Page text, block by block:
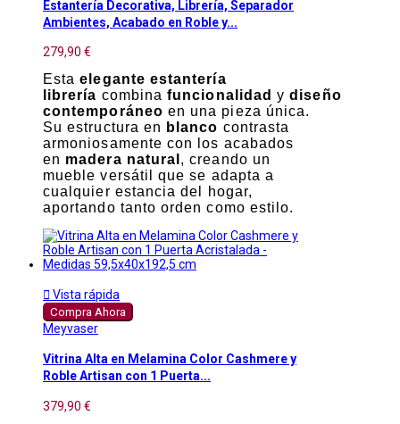
Estantería Decorativa, Librería, Separador
Ambientes, Acabado en Roble y...
279,90 €
Estaelegante estantería
librería combinafuncionalidad ydiseño
contemporáneo en una pieza única.
Su estructura en blanco contrasta
armoniosamente con los acabados
en madera natural , creando un
mueble versátil que se adapta a
cualquier estancia del hogar,
aportando tanto orden como estilo.
 Vista rápida
Compra Ahora
Meyvaser
Vitrina Alta en Melamina Color Cashmere y
Roble Artisan con 1 Puerta...
379,90 €